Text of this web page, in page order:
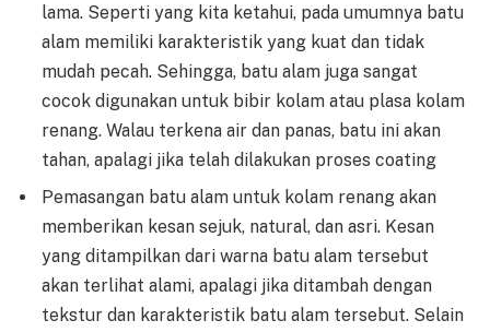
lama. Seperti yang kita ketahui, pada umumnya batu
alam memiliki karakteristik yang kuat dan tidak
mudah pecah. Sehingga, batu alam juga sangat
cocok digunakan untuk bibir kolam atau plasa kolam
renang. Walau terkena air dan panas, batu ini akan
tahan, apalagi jika telah dilakukan proses coating
Pemasangan batu alam untuk kolam renang akan
memberikan kesan sejuk, natural, dan asri. Kesan
yang ditampilkan dari warna batu alam tersebut
akan terlihat alami, apalagi jika ditambah dengan
tekstur dan karakteristik batu alam tersebut. Selain